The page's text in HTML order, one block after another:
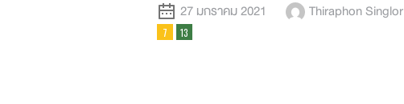
27 มกราคม 2021 Thiraphon Singlor